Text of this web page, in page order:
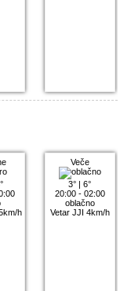
h
Veče
3° |6°
20:00 - 02:00
oblačno
Vetar JJI 4km/h